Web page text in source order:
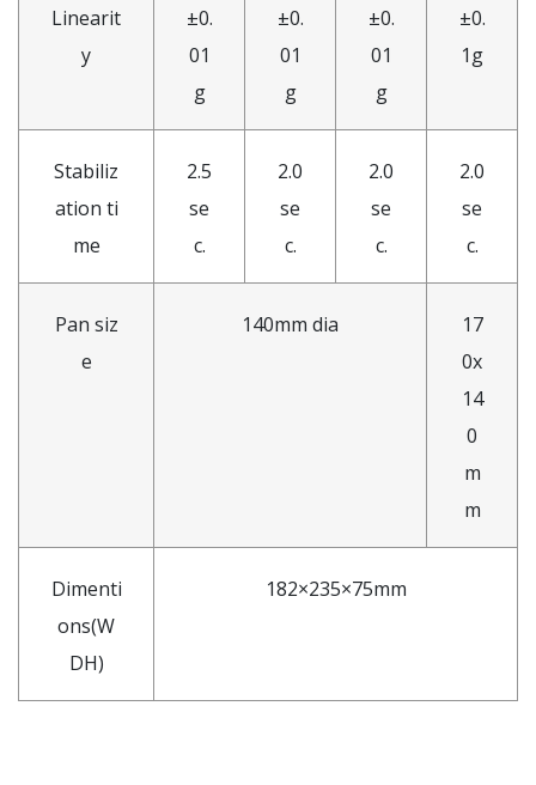
Linearit
y
±0.
01
g
±0.
01
g
±0.
01
g
±0.
1g
Stabiliz
ation ti
me
2.5
se
c.
2.0
se
c.
2.0
se
c.
2.0
se
c.
Pan siz
e
140mm dia
17
0x
14
0
m
m
Dimenti
ons(W
DH)
182×235×75mm